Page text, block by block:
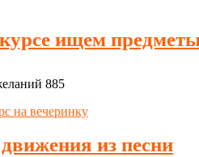
ищем предметы
885
из песни